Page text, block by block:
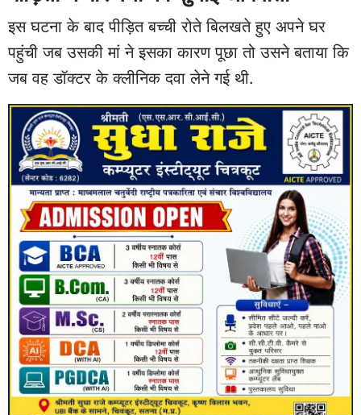
इस घटना के बाद पीड़ित बच्ची रोते बिलखते हुए अपने घर
पहुंची जब उसकी मां ने इसका कारण पूछा तो उसने बताया कि
जब वह डॉक्टर के क्लीनिक दवा लेने गई थी.